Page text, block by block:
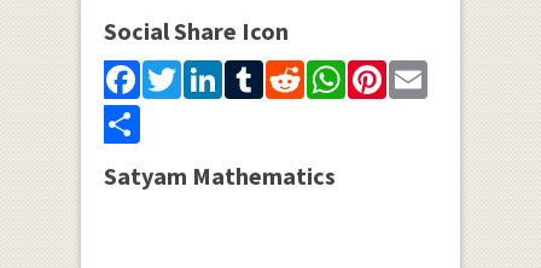
Social Share Icon
Facebook
Twitter
LinkedIn
Tumblr
Reddit
WhatsApp
Pinterest
Email
Share
Satyam Mathematics